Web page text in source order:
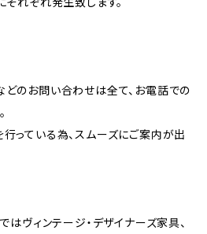
のお問い合わせは全て、お電話での
っている為、スムーズにご案内が出
はヴィンテージ・デザイナーズ家具、